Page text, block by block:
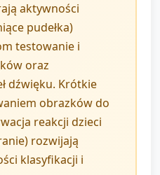
aktywności
pudełka)
testowanie i
oraz
dźwięku. Krótkie
obrazków do
reakcji dzieci
rozwijają
klasyfikacji i